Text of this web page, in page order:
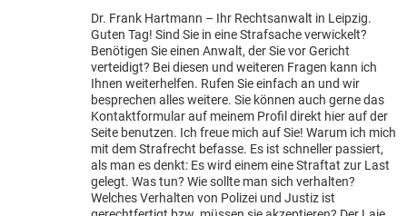
Dr. Frank Hartmann – Ihr Rechtsanwalt in Leipzig.
Guten Tag! Sind Sie in eine Strafsache verwickelt?
Benötigen Sie einen Anwalt, der Sie vor Gericht
verteidigt? Bei diesen und weiteren Fragen kann ich
Ihnen weiterhelfen. Rufen Sie einfach an und wir
besprechen alles weitere. Sie können auch gerne das
Kontaktformular auf meinem Profil direkt hier auf der
Seite benutzen. Ich freue mich auf Sie! Warum ich mich
mit dem Strafrecht befasse. Es ist schneller passiert,
als man es denkt: Es wird einem eine Straftat zur Last
gelegt. Was tun? Wie sollte man sich verhalten?
Welches Verhalten von Polizei und Justiz ist